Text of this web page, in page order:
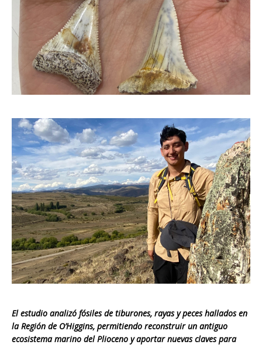
El estudio analizó fósiles de tiburones, rayas y peces hallados en
la Región de O’Higgins, permitiendo reconstruir un antiguo
ecosistema marino del Plioceno y aportar nuevas claves para